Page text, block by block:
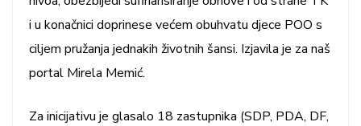
i u konačnici doprinese većem obuhvatu djece POO s
ciljem pružanja jednakih životnih šansi. Izjavila je za naš
portal Mirela Memić.
Za inicijativu je glasalo 18 zastupnika (SDP, PDA, DF,